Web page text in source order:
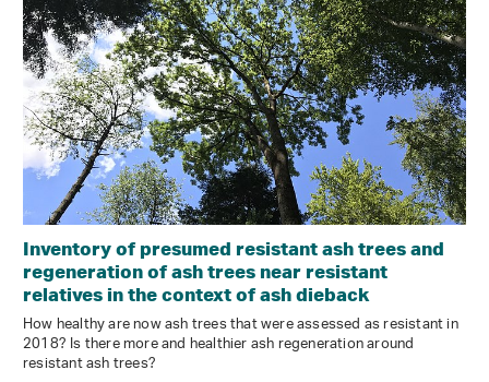
Inventory of presumed resistant ash trees and
regeneration of ash trees near resistant
relatives in the context of ash dieback
How healthy are now ash trees that were assessed as resistant in
2018? Is there more and healthier ash regeneration around
resistant ash trees?